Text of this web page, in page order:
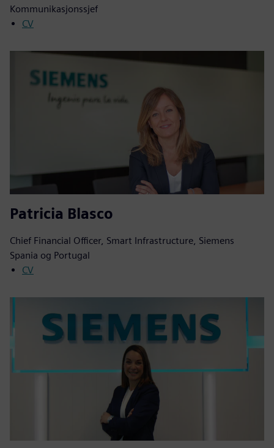
Kommunikasjonssjef
CV
Patricia Blasco
Chief Financial Officer, Smart Infrastructure, Siemens
Spania og Portugal
CV